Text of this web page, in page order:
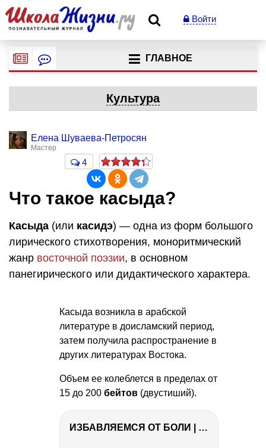
Войти
ГЛАВНОЕ
Культура
Елена Шуваева-Петросян
Мастер
4
Что такое касыда?
Касыда (или касидэ) — одна из форм большого
лирического стихотворения, моноритмический
жанр восточной поэзии, в основном
панегирического или дидактического характера.
Касыда возникла в арабской
литературе в доисламский период,
затем получила распространение в
других литературах Востока.
Объем ее колеблется в пределах от
15 до 200 бейтов (двустиший).
ИЗБАВЛЯЕМСЯ ОТ БОЛИ | Важность режима и питания